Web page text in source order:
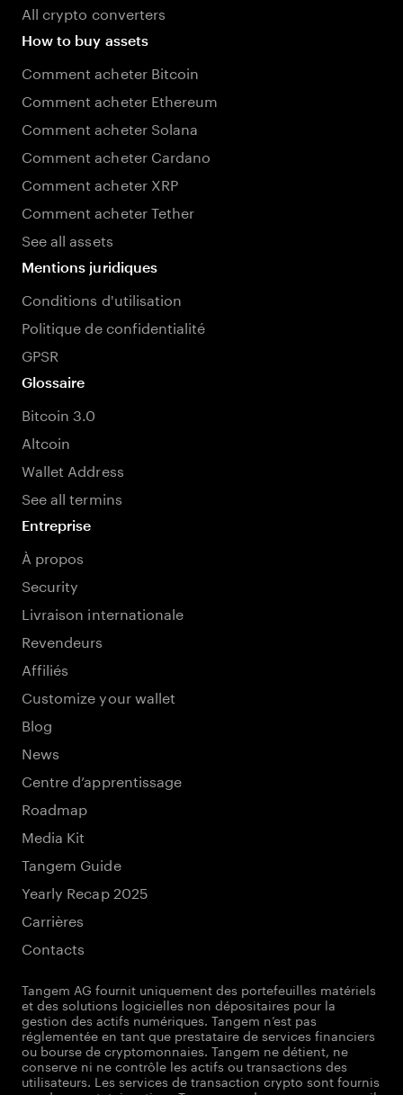
All crypto converters
How to buy assets
Comment acheter Bitcoin
Comment acheter Ethereum
Comment acheter Solana
Comment acheter Cardano
Comment acheter XRP
Comment acheter Tether
See all assets
Mentions juridiques
Conditions d'utilisation
Politique de confidentialité
GPSR
Glossaire
Bitcoin 3.0
Altcoin
Wallet Address
See all termins
Entreprise
À propos
Security
Livraison internationale
Revendeurs
Affiliés
Customize your wallet
Blog
News
Centre d’apprentissage
Roadmap
Media Kit
Tangem Guide
Yearly Recap 2025
Carrières
Contacts
Tangem AG fournit uniquement des portefeuilles matériels
et des solutions logicielles non dépositaires pour la
gestion des actifs numériques. Tangem n’est pas
réglementée en tant que prestataire de services financiers
ou bourse de cryptomonnaies. Tangem ne détient, ne
conserve ni ne contrôle les actifs ou transactions des
utilisateurs. Les services de transaction crypto sont fournis